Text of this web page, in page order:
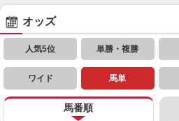
オッズ
人気5位 単勝・複勝
ワイド 馬単
馬番順